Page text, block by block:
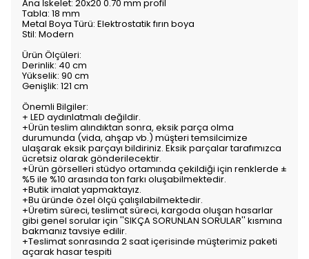
Ana İskelet: 20x20 0.70 mm profil
Tabla: 18 mm
Metal Boya Türü: Elektrostatik fırın boya
Stil: Modern
Ürün Ölçüleri:
Derinlik: 40 cm
Yükselik: 90 cm
Genişlik: 121 cm
Önemli Bilgiler:
+ LED aydınlatmalı değildir.
+Ürün teslim alındıktan sonra, eksik parça olma
durumunda (vida, ahşap vb.) müşteri temsilcimize
ulaşarak eksik parçayı bildiriniz. Eksik parçalar tarafımızca
ücretsiz olarak gönderilecektir.
+Ürün görselleri stüdyo ortamında çekildiği için renklerde ±
%5 ile %10 arasında ton farkı oluşabilmektedir.
+Butik imalat yapmaktayız.
+Bu üründe özel ölçü çalışılabilmektedir.
+Üretim süreci, teslimat süreci, kargoda oluşan hasarlar
gibi genel sorular için ''SIKÇA SORUNLAN SORULAR'' kısmına
bakmanız tavsiye edilir.
+Teslimat sonrasında 2 saat içerisinde müşterimiz paketi
açarak hasar tespiti